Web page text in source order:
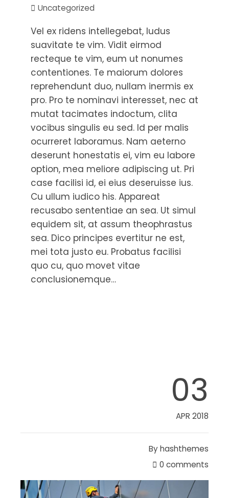
Uncategorized
Vel ex ridens intellegebat, ludus
suavitate te vim. Vidit eirmod
recteque te vim, eum ut nonumes
contentiones. Te maiorum dolores
reprehendunt duo, nullam inermis ex
pro. Pro te nominavi interesset, nec at
mutat tacimates indoctum, clita
vocibus singulis eu sed. Id per malis
ocurreret laboramus. Nam aeterno
deserunt honestatis ei, vim eu labore
option, mea meliore adipiscing ut. Pri
case facilisi id, ei eius deseruisse ius.
Cu ullum iudico his. Appareat
recusabo sententiae an sea. Ut simul
equidem sit, at assum theophrastus
sea. Dico principes evertitur ne est,
mei tota justo eu. Probatus facilisi
quo cu, quo movet vitae
conclusionemque…
03
APR 2018
Byhashthemes
0 comments